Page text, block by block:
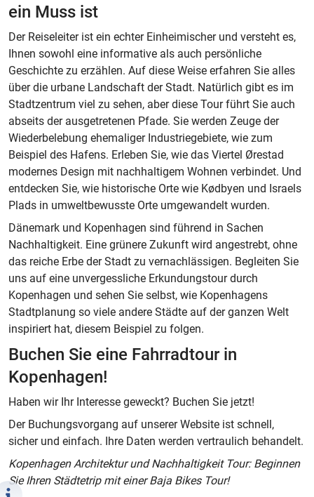
ein Muss ist
Der Reiseleiter ist ein echter Einheimischer und versteht es,
Ihnen sowohl eine informative als auch persönliche
Geschichte zu erzählen. Auf diese Weise erfahren Sie alles
über die urbane Landschaft der Stadt. Natürlich gibt es im
Stadtzentrum viel zu sehen, aber diese Tour führt Sie auch
abseits der ausgetretenen Pfade. Sie werden Zeuge der
Wiederbelebung ehemaliger Industriegebiete, wie zum
Beispiel des Hafens. Erleben Sie, wie das Viertel Ørestad
modernes Design mit nachhaltigem Wohnen verbindet. Und
entdecken Sie, wie historische Orte wie Kødbyen und Israels
Plads in umweltbewusste Orte umgewandelt wurden.
Dänemark und Kopenhagen sind führend in Sachen
Nachhaltigkeit. Eine grünere Zukunft wird angestrebt, ohne
das reiche Erbe der Stadt zu vernachlässigen. Begleiten Sie
uns auf eine unvergessliche Erkundungstour durch
Kopenhagen und sehen Sie selbst, wie Kopenhagens
Stadtplanung so viele andere Städte auf der ganzen Welt
inspiriert hat, diesem Beispiel zu folgen.
Buchen Sie eine Fahrradtour in
Kopenhagen!
Haben wir Ihr Interesse geweckt? Buchen Sie jetzt!
Der Buchungsvorgang auf unserer Website ist schnell,
sicher und einfach. Ihre Daten werden vertraulich behandelt.
Kopenhagen Architektur und Nachhaltigkeit Tour: Beginnen
Sie Ihren Städtetrip mit einer Baja Bikes Tour!